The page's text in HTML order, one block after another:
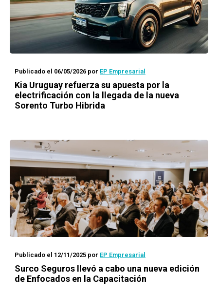
Publicado el 06/05/2026 por EP Empresarial
Kia Uruguay refuerza su apuesta por la
electrificación con la llegada de la nueva
Sorento Turbo Hibrida
Publicado el 12/11/2025 por EP Empresarial
Surco Seguros llevó a cabo una nueva edición
de Enfocados en la Capacitación